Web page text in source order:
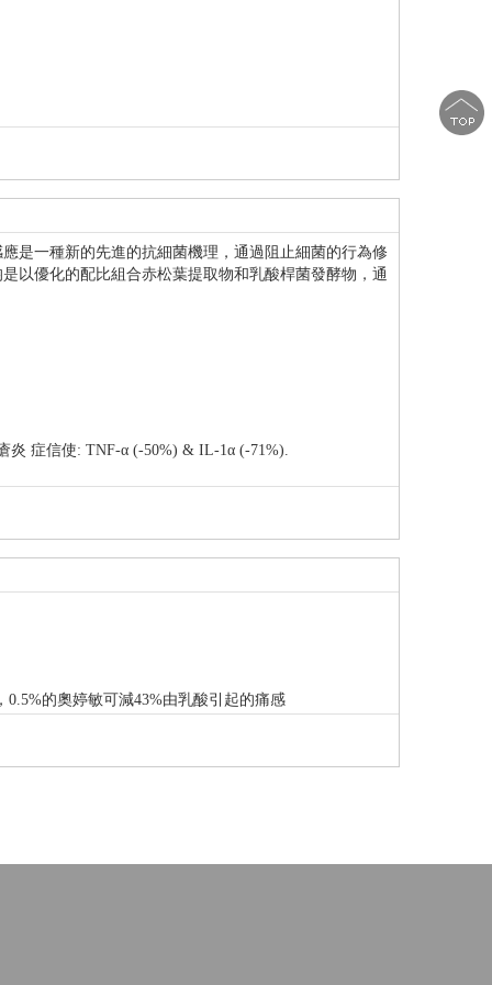
是一種新的先進的抗細菌機理，通過阻止細菌的行為修
以優化的配比組合赤松葉提取物和乳酸桿菌發酵物，通
炎 症信使: TNF-α (-50%) & IL-1α (-71%).
的奧婷敏可減43%由乳酸引起的痛感